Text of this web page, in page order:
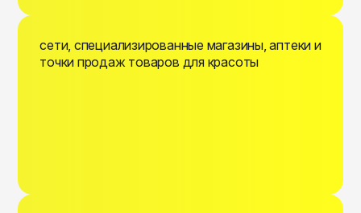
сети, специализированные магазины, аптеки и
точки продаж товаров для красоты